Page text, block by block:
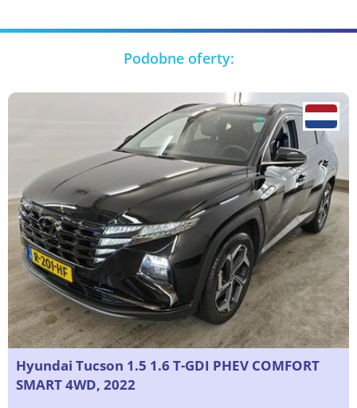
Podobne oferty:
Hyundai Tucson 1.5 1.6 T-GDI PHEV COMFORT
SMART 4WD, 2022